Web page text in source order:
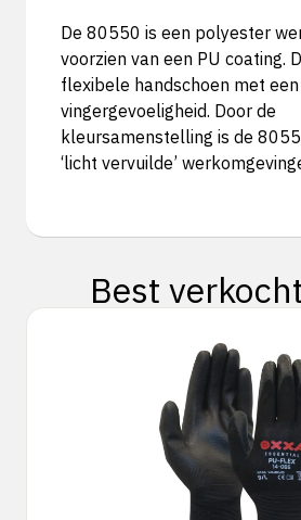
De 80550 is een polyester
voorzien van een PU coating.
flexibele handschoen met
vingergevoeligheid. Door de
kleursamenstelling is de
‘licht vervuilde’
Best